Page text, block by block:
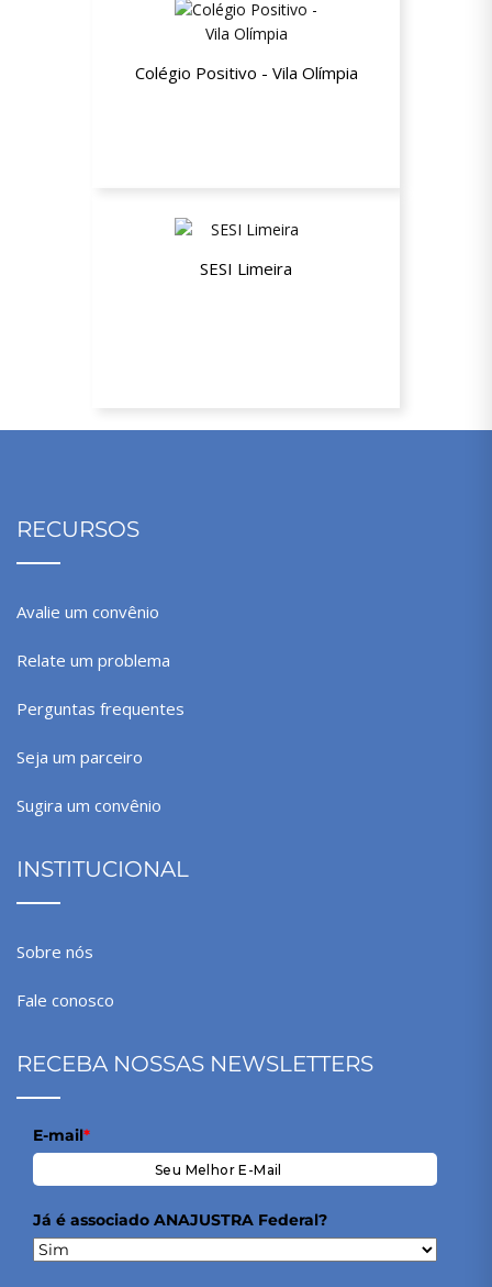
Colégio Positivo - Vila Olímpia
SESI Limeira
RECURSOS
Avalie um convênio
Relate um problema
Perguntas frequentes
Seja um parceiro
Sugira um convênio
INSTITUCIONAL
Sobre nós
Fale conosco
RECEBA NOSSAS NEWSLETTERS
E-mail*
Já é associado ANAJUSTRA Federal?